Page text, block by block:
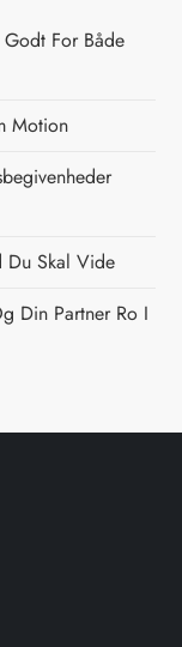
For Både
Motion
Du Skal Vide
Din Partner Ro I